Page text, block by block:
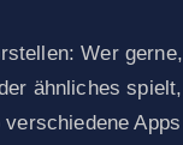
Wer gerne,
ähnliches spielt,
Apps